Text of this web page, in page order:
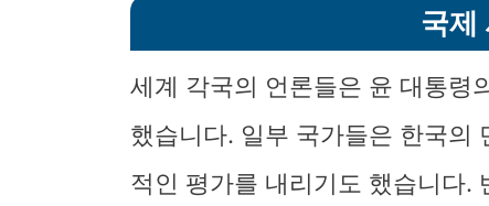
국제
세계 각국의 언론들은 윤 대통령
했습니다. 일부 국가들은 한국의
적인 평가를 내리기도 했습니다.